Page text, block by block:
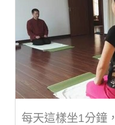
每天這樣坐1分鐘